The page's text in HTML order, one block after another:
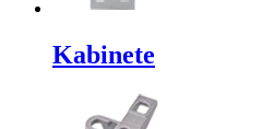
Kabinete